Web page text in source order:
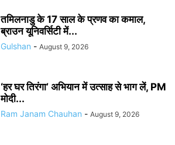
तमिलनाडु के 17 साल के प्रणव का कमाल,
ब्राउन यूनिवर्सिटी में...
Gulshan - August 9, 2026
‘हर घर तिरंगा’ अभियान में उत्साह से भाग लें, PM
मोदी...
Ram Janam Chauhan - August 9, 2026